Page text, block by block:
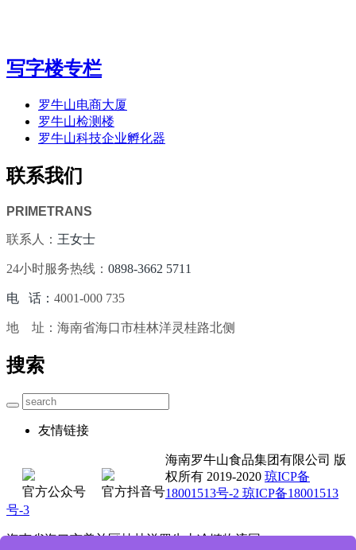
写字楼专栏
罗牛山电商大厦
罗牛山检测楼
罗牛山科技企业孵化器
联系我们
PRIMETRANS
联系人： 王女士
24小时服务热线： 0898-3662 5711
电 话： 4001-000 735
地 址：海南省海口市桂林洋灵桂路北侧
搜索
友情链接
官方公众号 官方抖音号
海南罗牛山食品集团有限公司 版
权所有 2019-2020 琼ICP备
18001513号-2 琼ICP备18001513
号-3
海南省海口市美兰区桂林洋罗牛山冷链物流园